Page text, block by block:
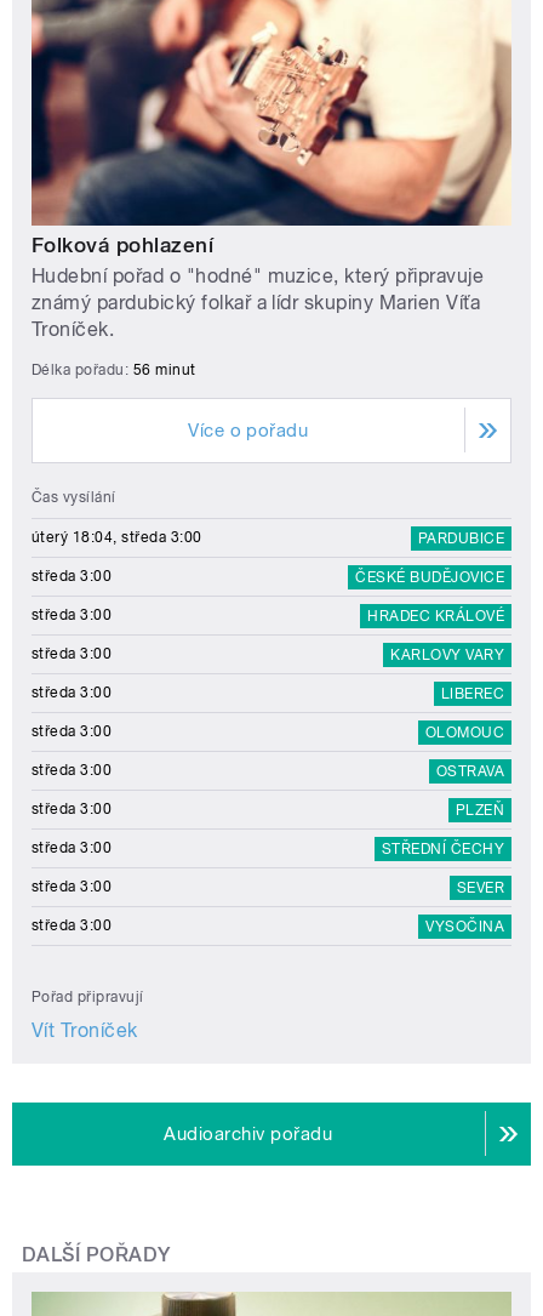
Folková pohlazení
Hudební pořad o "hodné" muzice, který připravuje
známý pardubický folkař a lídr skupiny Marien Víťa
Troníček.
Délka pořadu: 56 minut
Více o pořadu
Čas vysílání
úterý 18:04, středa 3:00 PARDUBICE
středa 3:00 ČESKÉ BUDĚJOVICE
středa 3:00 HRADEC KRÁLOVÉ
středa 3:00 KARLOVY VARY
středa 3:00 LIBEREC
středa 3:00 OLOMOUC
středa 3:00 OSTRAVA
středa 3:00 PLZEŇ
středa 3:00 STŘEDNÍ ČECHY
středa 3:00 SEVER
středa 3:00 VYSOČINA
Pořad připravují
Vít Troníček
Audioarchiv pořadu
DALŠÍ POŘADY